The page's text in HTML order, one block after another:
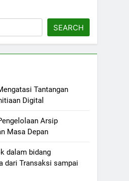
SEARCH
Tantangan
Digital
Arsip
Masa Depan
dalam bidang
dari Transaksi sampai